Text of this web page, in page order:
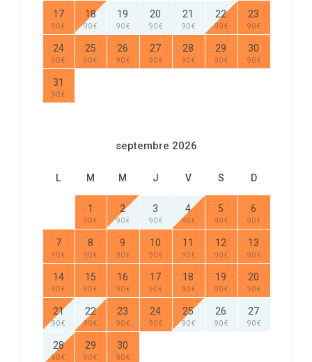
17
90 €
18
90 €
19
90 €
20
90 €
21
90 €
22
90 €
23
90 €
24
90 €
25
90 €
26
90 €
27
90 €
28
90 €
29
90 €
30
90 €
31
90 €
septembre 2026
L M M J V S D
1
90 €
2
90 €
3
90 €
4
90 €
5
90 €
6
90 €
7
90 €
8
90 €
9
90 €
10
90 €
11
90 €
12
90 €
13
90 €
14
90 €
15
90 €
16
90 €
17
90 €
18
90 €
19
90 €
20
90 €
21
90 €
22
90 €
23
90 €
24
90 €
25
90 €
26
90 €
27
90 €
28
90 €
29
90 €
30
90 €